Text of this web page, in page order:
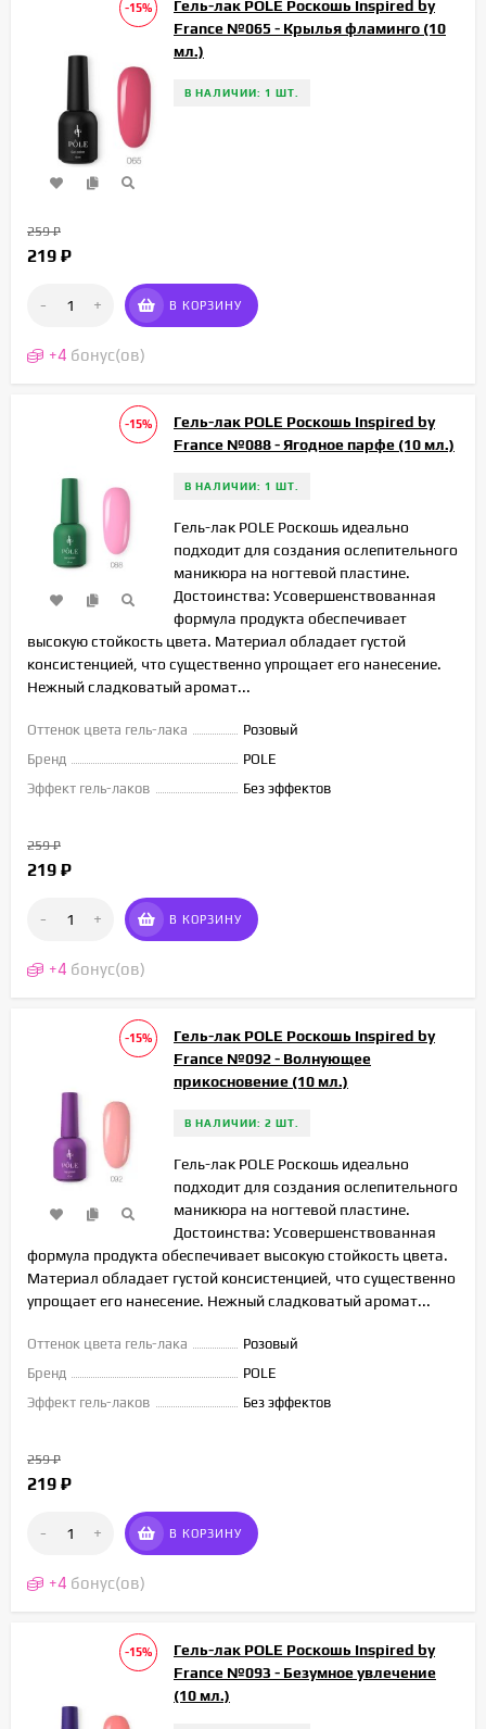
-15%
Гель-лак POLE Роскошь Inspired by
France №065 - Крылья фламинго (10
мл.)
В НАЛИЧИИ: 1 ШТ.
259₽
219 ₽
- + В КОРЗИНУ
+4 бонус(ов)
-15%
Гель-лак POLE Роскошь Inspired by
France №088 - Ягодное парфе (10 мл.)
В НАЛИЧИИ: 1 ШТ.
Гель-лак POLE Роскошь идеально
подходит для создания ослепительного
маникюра на ногтевой пластине.
Достоинства: Усовершенствованная
формула продукта обеспечивает
высокую стойкость цвета. Материал обладает густой
консистенцией, что существенно упрощает его нанесение.
Нежный сладковатый аромат...
Оттенок цвета гель-лака
Розовый
Бренд
POLE
Эффект гель-лаков
Без эффектов
259₽
219 ₽
- + В КОРЗИНУ
+4 бонус(ов)
-15%
Гель-лак POLE Роскошь Inspired by
France №092 - Волнующее
прикосновение (10 мл.)
В НАЛИЧИИ: 2 ШТ.
Гель-лак POLE Роскошь идеально
подходит для создания ослепительного
маникюра на ногтевой пластине.
Достоинства: Усовершенствованная
формула продукта обеспечивает высокую стойкость цвета.
Материал обладает густой консистенцией, что существенно
упрощает его нанесение. Нежный сладковатый аромат...
Оттенок цвета гель-лака
Розовый
Бренд
POLE
Эффект гель-лаков
Без эффектов
259₽
219 ₽
- + В КОРЗИНУ
+4 бонус(ов)
-15%
Гель-лак POLE Роскошь Inspired by
France №093 - Безумное увлечение
(10 мл.)